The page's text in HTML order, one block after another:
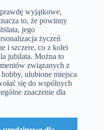
wyjątkowe,
to, że powinny
jego
życzeń
i szczere, co z kolei
jubilata. Można to
związanych z
ulubione miejsca
się do wspólnych
znaczenie dla